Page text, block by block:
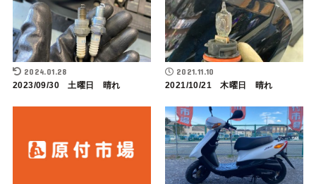
2024.01.28
2023/09/30 土曜日 晴れ
2021.11.10
2021/10/21 木曜日 晴れ